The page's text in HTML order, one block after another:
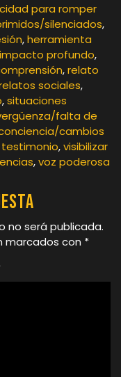
para romper
silenciados,
,herramienta
impacto profundo,
,relato
sociales,
,situaciones
falta de
cambios
testimonio,visibilizar
,voz poderosa
no será publicada.
marcados con *